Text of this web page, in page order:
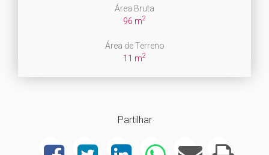
Área Bruta
96 m2
Área de Terreno
11 m2
Partilhar